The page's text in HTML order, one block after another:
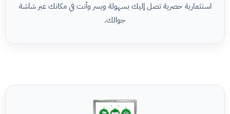
استثمارية حصرية تصل إليك بسهولة ويسر وأنت في مكانك عبر شاشة
جوالك.